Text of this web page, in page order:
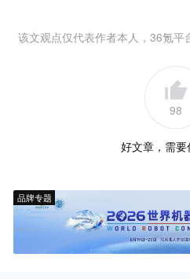
该文观点仅代表作者本人，36氪平
98
好文章，需要
品牌专题